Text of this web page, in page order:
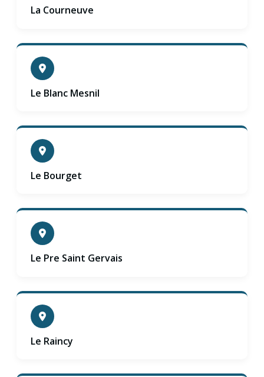
La Courneuve
Le Blanc Mesnil
Le Bourget
Le Pre Saint Gervais
Le Raincy